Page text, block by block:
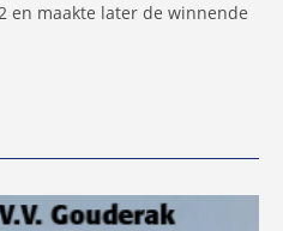
en maakte later de winnende